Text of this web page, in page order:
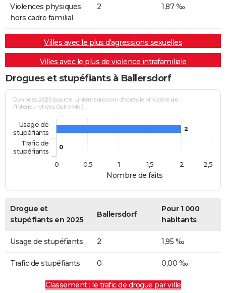
Violences physiques
hors cadre familial
2 1,87 ‰
Villes avec le plus d'agressions sexuelles
Villes avec le plus de violence intrafamiliale
Drogues et stupéfiants à Ballersdorf
Nombre de faits
Données 2025 (source : Linternaute.com d'après le Ministère de
l'Intérieur et des Outre-Mer)
2
0
Usage de
stupéfiants
Trafic de
stupéfiants
0
0,5 1 1,5 2 2,5
Drogue et
stupéfiants en 2025
Ballersdorf
Pour 1 000
habitants
Usage de stupéfiants 2 1,95 ‰
Trafic de stupéfiants 0 0,00 ‰
Classement : le trafic de drogue par ville